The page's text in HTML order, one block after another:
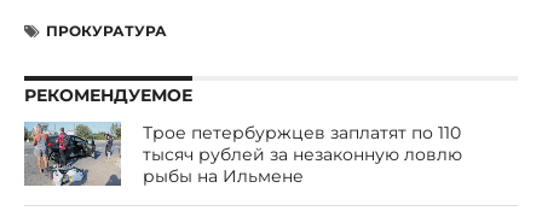
ПРОКУРАТУРА
РЕКОМЕНДУЕМОЕ
Трое петербуржцев заплатят по 110
тысяч рублей за незаконную ловлю
рыбы на Ильмене